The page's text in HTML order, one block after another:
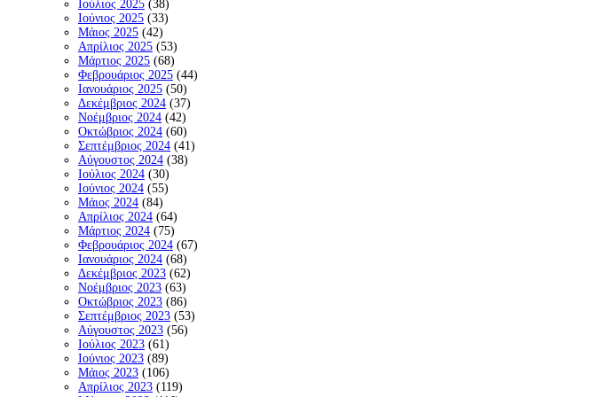
Ιούλιος 2025 (38)
Ιούνιος 2025 (33)
Μάιος 2025 (42)
Απρίλιος 2025 (53)
Μάρτιος 2025 (68)
Φεβρουάριος 2025 (44)
Ιανουάριος 2025 (50)
Δεκέμβριος 2024 (37)
Νοέμβριος 2024 (42)
Οκτώβριος 2024 (60)
Σεπτέμβριος 2024 (41)
Αύγουστος 2024 (38)
Ιούλιος 2024 (30)
Ιούνιος 2024 (55)
Μάιος 2024 (84)
Απρίλιος 2024 (64)
Μάρτιος 2024 (75)
Φεβρουάριος 2024 (67)
Ιανουάριος 2024 (68)
Δεκέμβριος 2023 (62)
Νοέμβριος 2023 (63)
Οκτώβριος 2023 (86)
Σεπτέμβριος 2023 (53)
Αύγουστος 2023 (56)
Ιούλιος 2023 (61)
Ιούνιος 2023 (89)
Μάιος 2023 (106)
Απρίλιος 2023 (119)